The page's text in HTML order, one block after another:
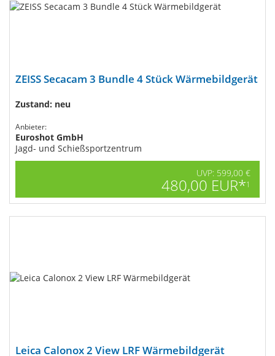
ZEISS Secacam 3 Bundle 4 Stück​ Wärmebildgerät
Zustand: neu
Anbieter:
Euroshot GmbH
Jagd- und Schießsportzentrum
UVP: 599,00 €
480,00 EUR*1
Leica Calonox 2 View LRF​ Wärmebildgerät